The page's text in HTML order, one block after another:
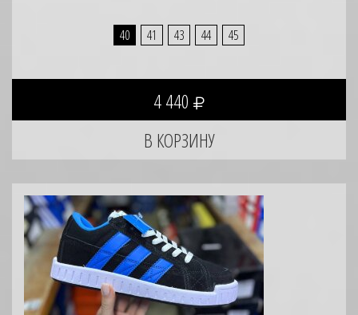
40 41 43 44 45
4 440